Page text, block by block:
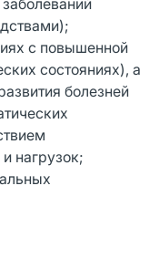
с повышенной
состояниях), а
болезней
нагрузок;